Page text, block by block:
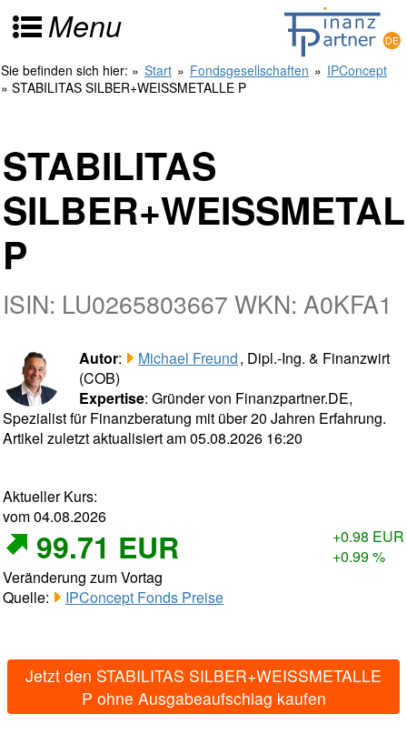
Menu
Sie befinden sich hier: » Start » Fondsgesellschaften » IPConcept
» STABILITAS SILBER+WEISSMETALLE P
STABILITAS
P
ISIN: LU0265803667 WKN: A0KFA1
Autor: Michael Freund, Dipl.-Ing. & Finanzwirt
(COB)
Expertise: Gründer von Finanzpartner.DE,
Spezialist für Finanzberatung mit über 20 Jahren Erfahrung.
Artikel zuletzt aktualisiert am 05.08.2026 16:20
Aktueller Kurs:
vom 04.08.2026
99.71 EUR
+0.98 EUR
+0.99 %
Veränderung zum Vortag
Quelle:
IPConcept Fonds Preise
Jetzt den STABILITAS SILBER+WEISSMETALLE
P ohne Ausgabeaufschlag kaufen